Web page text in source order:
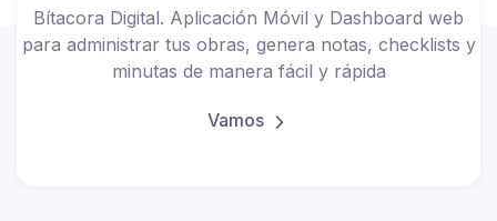
Bítacora Digital. Aplicación Móvil y Dashboard web
para administrar tus obras, genera notas, checklists y
minutas de manera fácil y rápida
Vamos